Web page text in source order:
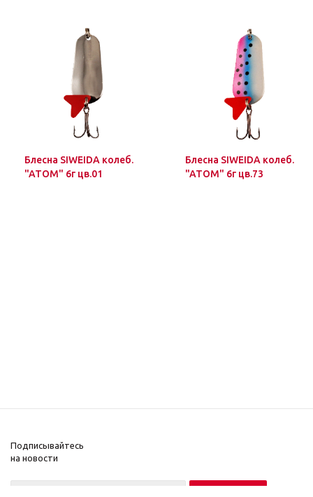
Блесна SIWEIDA колеб.
"ATOM" 6г цв.01
Блесна SIWEIDA колеб.
"ATOM" 6г цв.73
Подписывайтесь
на новости